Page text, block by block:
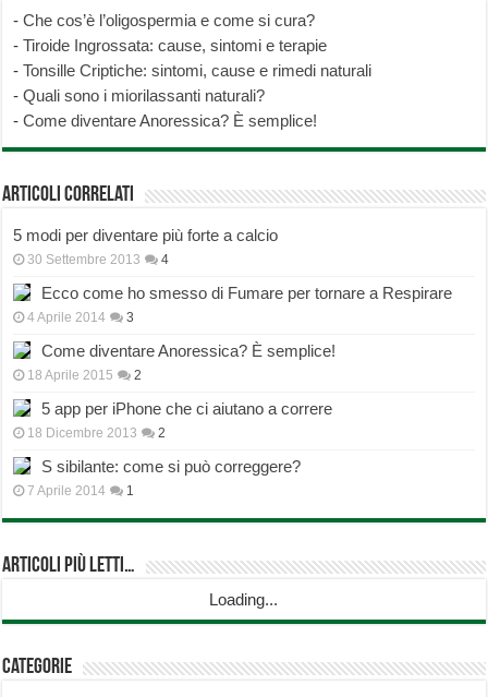
-Che cos’è l’oligospermia e come si cura?
-Tiroide Ingrossata: cause, sintomi e terapie
-Tonsille Criptiche: sintomi, cause e rimedi naturali
-Quali sono i miorilassanti naturali?
-Come diventare Anoressica? È semplice!
Articoli correlati
5 modi per diventare più forte a calcio
30 Settembre 2013 4
Ecco come ho smesso di Fumare per tornare a Respirare
4 Aprile 2014 3
Come diventare Anoressica? È semplice!
18 Aprile 2015 2
5 app per iPhone che ci aiutano a correre
18 Dicembre 2013 2
S sibilante: come si può correggere?
7 Aprile 2014 1
Articoli più Letti…
Loading...
Categorie